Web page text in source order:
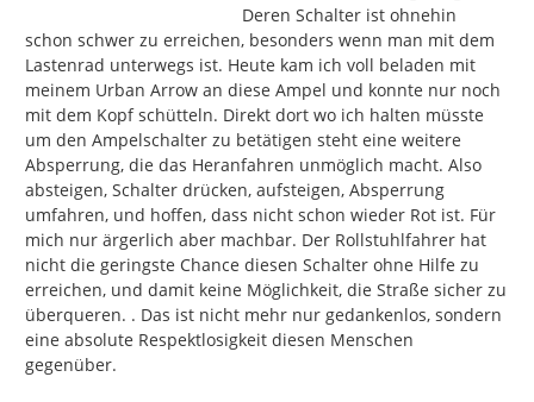
Deren Schalter ist ohnehin
schon schwer zu erreichen, besonders wenn man mit dem
Lastenrad unterwegs ist. Heute kam ich voll beladen mit
meinem Urban Arrow an diese Ampel und konnte nur noch
mit dem Kopf schütteln. Direkt dort wo ich halten müsste
um den Ampelschalter zu betätigen steht eine weitere
Absperrung, die das Heranfahren unmöglich macht. Also
absteigen, Schalter drücken, aufsteigen, Absperrung
umfahren, und hoffen, dass nicht schon wieder Rot ist. Für
mich nur ärgerlich aber machbar. Der Rollstuhlfahrer hat
nicht die geringste Chance diesen Schalter ohne Hilfe zu
erreichen, und damit keine Möglichkeit, die Straße sicher zu
überqueren. . Das ist nicht mehr nur gedankenlos, sondern
eine absolute Respektlosigkeit diesen Menschen
gegenüber.